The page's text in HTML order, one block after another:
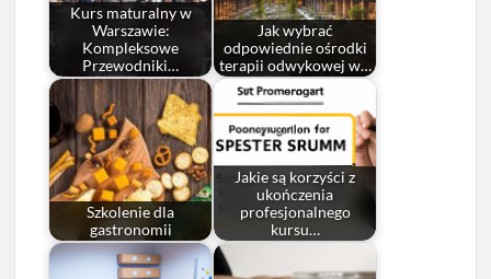
Kurs maturalny w
Warszawie:
Kompleksowe
Przewodniki…
Jak wybrać
odpowiednie ośrodki
terapii odwykowej w…
Szkolenie dla
gastronomii
Jakie są korzyści z
ukończenia
profesjonalnego
kursu…